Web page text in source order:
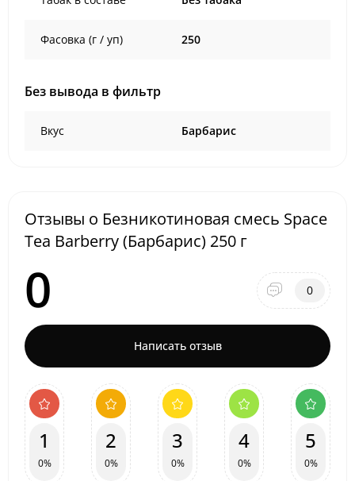
Фасовка (г / уп) 250
Без вывода в фильтр
Вкус Барбарис
Отзывы о Безникотиновая смесь Space
Tea Barberry (Барбарис) 250 г
0 0
Написать отзыв
1
0%
2
0%
3
0%
4
0%
5
0%